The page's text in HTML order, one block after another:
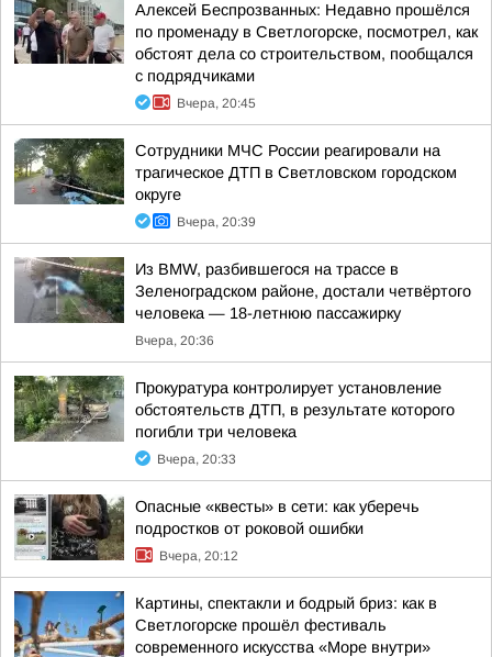
Алексей Беспрозванных: Недавно прошёлся
по променаду в Светлогорске, посмотрел, как
обстоят дела со строительством, пообщался
с подрядчиками
Вчера, 20:45
Сотрудники МЧС России реагировали на
трагическое ДТП в Светловском городском
округе
Вчера, 20:39
Из BMW, разбившегося на трассе в
Зеленоградском районе, достали четвёртого
человека — 18-летнюю пассажирку
Вчера, 20:36
Прокуратура контролирует установление
обстоятельств ДТП, в результате которого
погибли три человека
Вчера, 20:33
Опасные «квесты» в сети: как уберечь
подростков от роковой ошибки
Вчера, 20:12
Картины, спектакли и бодрый бриз: как в
Светлогорске прошёл фестиваль
современного искусства «Море внутри»